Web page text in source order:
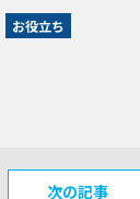
お役立ち
次の記事